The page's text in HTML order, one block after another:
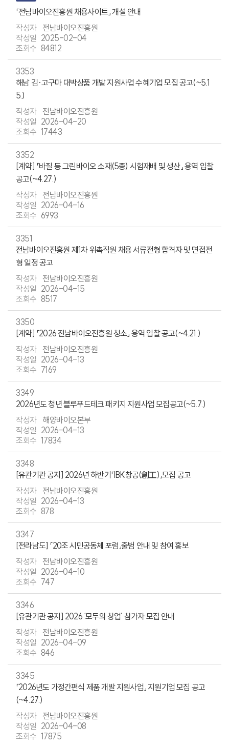
「전남바이오진흥원 채용사이트」 개설 안내
전남바이오진흥원
2025-02-04
84812
3353
해남 김·고구마 대박상품 개발 지원사업 수혜기업 모집 공고(~5.1
5.)
전남바이오진흥원
2026-04-20
17443
3352
[계약] 「바질 등 그린바이오 소재(5종) 시험재배 및 생산」 용역 입찰
공고(~4.27.)
전남바이오진흥원
2026-04-16
6993
3351
전남바이오진흥원 제1차 위촉직원 채용 서류전형 합격자 및 면접전
형 일정 공고
전남바이오진흥원
2026-04-15
8517
3350
[계약] 「2026 전남바이오진흥원 청소」 용역 입찰 공고(~4.21.)
전남바이오진흥원
2026-04-13
7169
3349
2026년도 청년 블루푸드테크 패키지 지원사업 모집공고(~5.7.)
해양바이오본부
2026-04-13
17834
3348
[유관기관 공지] 2026년 하반기「IBK창공(創工)」모집 공고
전남바이오진흥원
2026-04-13
878
3347
[전라남도] 「20조 시민공동체 포럼」출범 안내 및 참여 홍보
전남바이오진흥원
2026-04-10
747
3346
[유관기관 공지] 2026 ‘모두의 창업’ 참가자 모집 안내
전남바이오진흥원
2026-04-09
846
3345
「2026년도 가정간편식 제품 개발 지원사업」 지원기업 모집 공고
(~4.27.)
전남바이오진흥원
2026-04-08
17875